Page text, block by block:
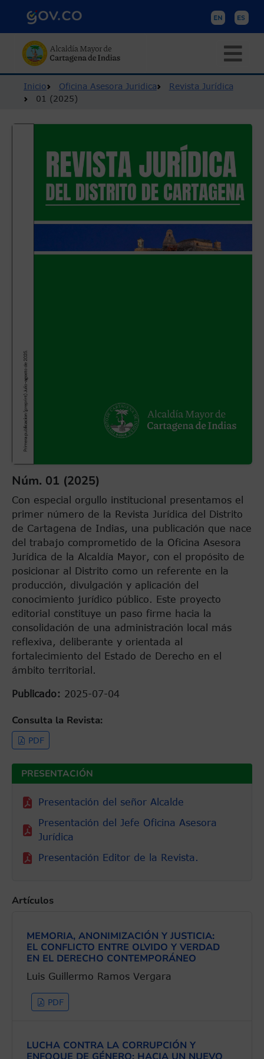
Ruta de navegación
Inicio Oficina Asesora Juridica
Revista Jurídica
01 (2025)
Núm. 01 (2025)
Con especial orgullo institucional presentamos el
primer número de la Revista Jurídica del Distrito
de Cartagena de Indias, una publicación que nace
del trabajo comprometido de la Oficina Asesora
Jurídica de la Alcaldía Mayor, con el propósito de
posicionar al Distrito como un referente en la
producción, divulgación y aplicación del
conocimiento jurídico público. Este proyecto
editorial constituye un paso firme hacia la
consolidación de una administración local más
reflexiva, deliberante y orientada al
fortalecimiento del Estado de Derecho en el
ámbito territorial.
Publicado: 2025-07-04
Consulta la Revista:
PDF
PRESENTACIÓN
Presentación del señor Alcalde
Presentación del Jefe Oficina Asesora
Jurídica
Presentación Editor de la Revista.
Artículos
MEMORIA, ANONIMIZACIÓN Y JUSTICIA:
EL CONFLICTO ENTRE OLVIDO Y VERDAD
EN EL DERECHO CONTEMPORÁNEO
Luis Guillermo Ramos Vergara
PDF
LUCHA CONTRA LA CORRUPCIÓN Y